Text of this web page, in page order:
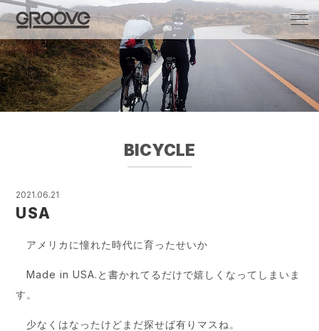
Groove 自転車 カフェ 輸入車・国産車のチ
ューニング/販売
BICYCLE
2021.06.21
USA
アメリカに憧れた時代に育ったせいか
Made in USA.と書かれてるだけで嬉しくなってしまいま
す。
少なくはなったけどまだ探せば有りマスね。